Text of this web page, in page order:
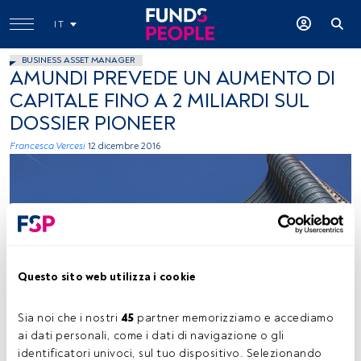
Questo sito web utilizza i cookie
Sia noi che i nostri 45 partner memorizziamo e accediamo
ai dati personali, come i dati di navigazione o gli
identificatori univoci, sul tuo dispositivo. Selezionando
IT
BUSINESS ASSET MANAGER
AMUNDI PREVEDE UN AUMENTO DI
CAPITALE FINO A 2 MILIARDI SUL
DOSSIER PIONEER
Francesca Vercesi 12 dicembre 2016
Tempo di lettura: 1 min.